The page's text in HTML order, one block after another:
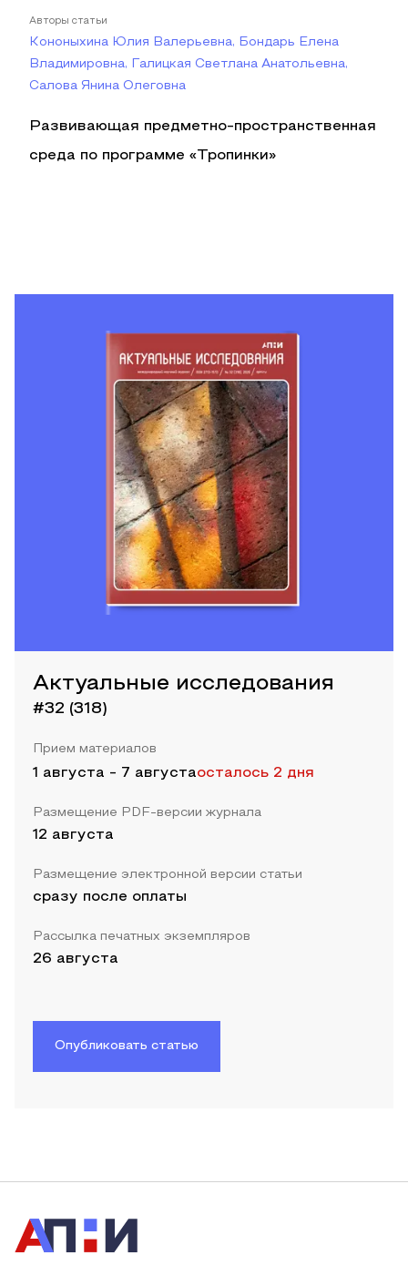
Авторы статьи
Кононыхина Юлия Валерьевна, Бондарь Елена
Владимировна, Галицкая Светлана Анатольевна,
Салова Янина Олеговна
Развивающая предметно-пространственная
среда по программе «Тропинки»
Актуальные исследования
#32 (318)
Прием материалов
1 августа - 7 августаосталось 2 дня
Размещение PDF-версии журнала
12 августа
Размещение электронной версии статьи
сразу после оплаты
Рассылка печатных экземпляров
26 августа
Опубликовать статью